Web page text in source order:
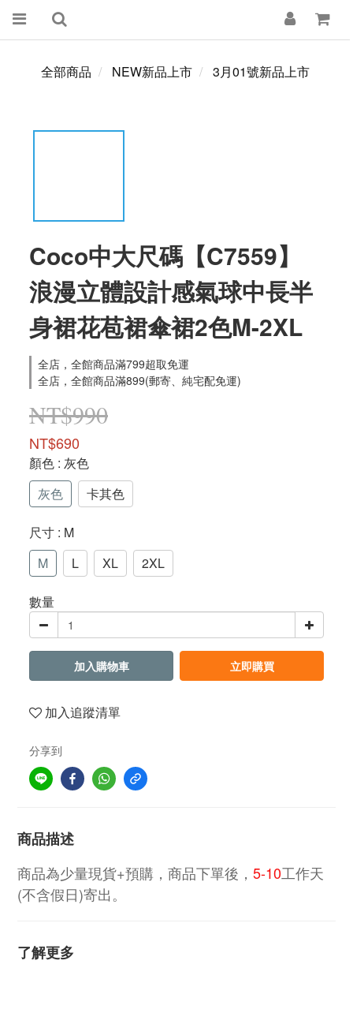
全部商品 NEW新品上市 3月01號新品上市
Coco中大尺碼【C7559】
浪漫立體設計感氣球中長半
身裙花苞裙傘裙2色M-2XL
全店，全館商品滿799超取免運
全店，全館商品滿899(郵寄、純宅配免運)
NT$990
NT$690
顏色 : 灰色
灰色
卡其色
尺寸 : M
M
L XL 2XL
數量
加入購物車 立即購買
加入追蹤清單
分享到
商品描述
商品為少量現貨+預購，商品下單後， 5-10工作天
(不含假日)寄出。
了解更多